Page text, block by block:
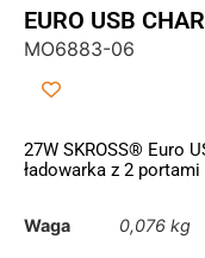
EURO USB
MO6883-06
27W SKROSS® Euro
ładowarka z 2 portami
Waga 0,076 kg